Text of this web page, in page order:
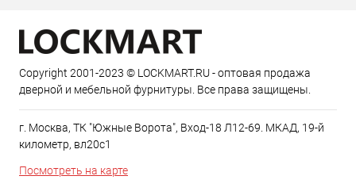
Copyright 2001-2023 © LOCKMART.RU - оптовая продажа
дверной и мебельной фурнитуры. Все права защищены.
г. Москва, ТК "Южные Ворота", Вход-18 Л12-69. МКАД, 19-й
километр, вл20с1
Посмотреть на карте